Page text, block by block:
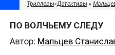
Триллеры»Детективы »
ПО ВОЛЧЬЕМУ СЛЕДУ
Автор: Мальцев